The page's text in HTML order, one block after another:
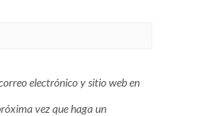
electrónico y sitio web en
vez que haga un